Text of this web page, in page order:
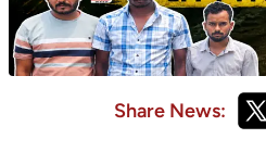
Share News: